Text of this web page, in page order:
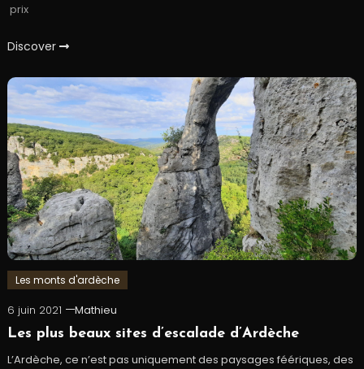
prix
Discover
Les monts d'ardèche
6 juin 2021
Mathieu
Les plus beaux sites d’escalade d’Ardèche
L’Ardèche, ce n’est pas uniquement des paysages féériques, des